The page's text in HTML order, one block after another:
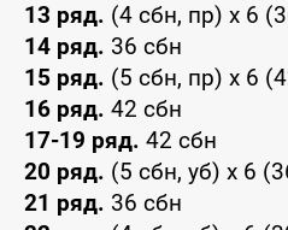
13 ряд. (4 сбн, пр) x 6
14 ряд. 36 сбн
15 ряд. (5 сбн, пр) x 6
16 ряд. 42 сбн
17-19 ряд. 42 сбн
20 ряд. (5 сбн, уб) x 6
21 ряд. 36 сбн